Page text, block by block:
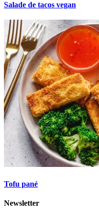
Salade de tacos vegan
Tofu pané
Newsletter